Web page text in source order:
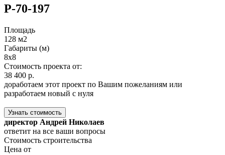
Р-70-197
Площадь
128 м2
Габариты (м)
8x8
Стоимость проекта от:
38 400 р.
доработаем этот проект по Вашим пожеланиям или
разработаем новый с нуля
Узнать стоимость
директор Андрей Николаев
ответит на все ваши вопросы
Стоимость строительства
Цена от